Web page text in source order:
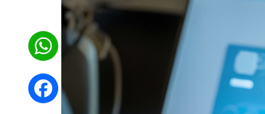
WhatsApp